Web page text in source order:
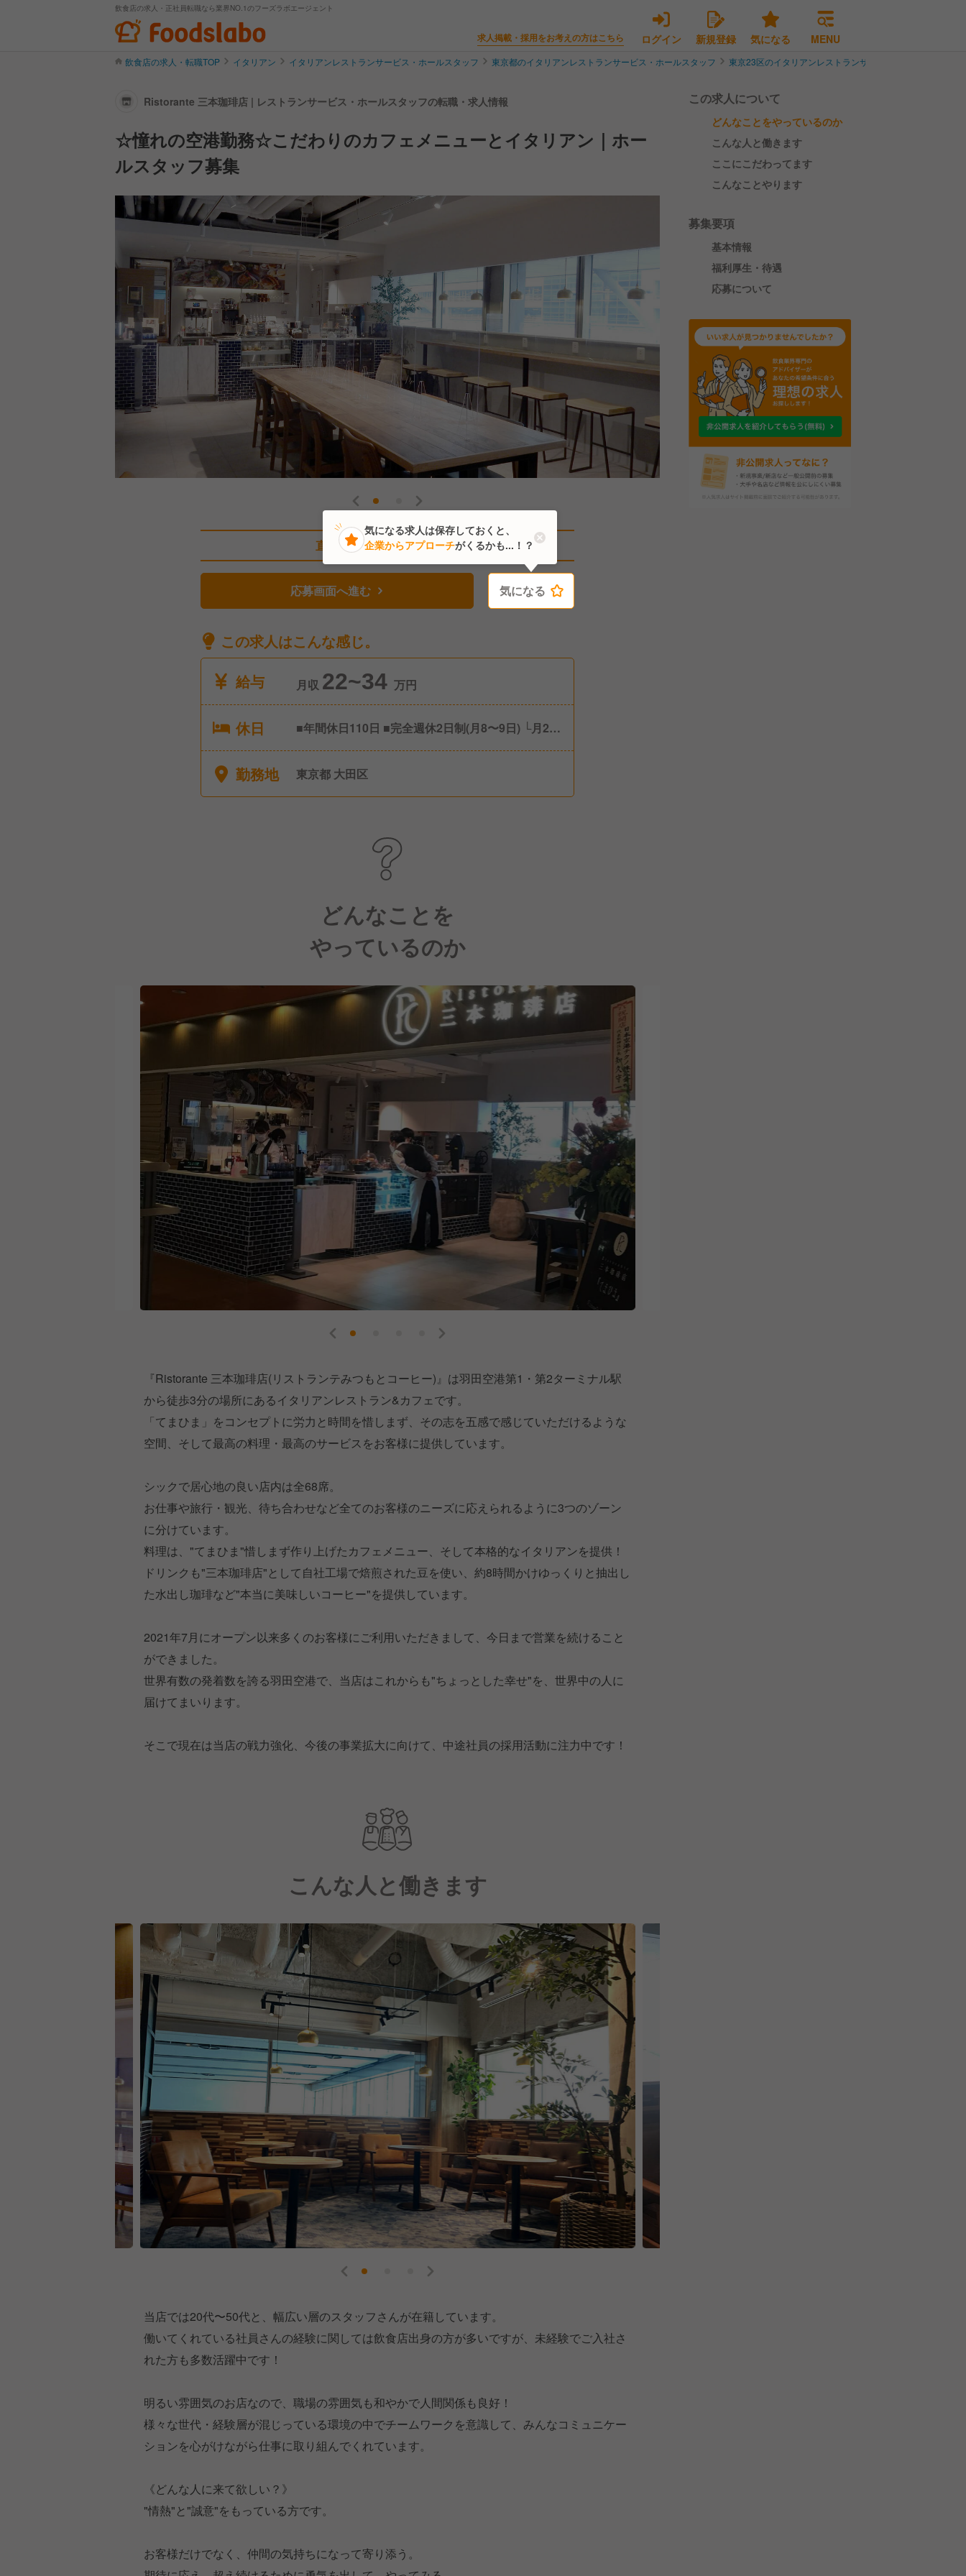
飲食店の求人・正社員転職なら業界NO.1のフーズラボエージェント
求人掲載・採用をお考えの方はこちら ログイン 新規登録 気になる MENU
飲食店の求人・転職TOP イタリアン イタリアンレストランサービス・ホールスタッフ 東京都のイタリアンレストランサービス・ホールスタッフ 東京23区のイタリアンレストランサービス・ホールスタッフ
Ristorante 三本珈琲店 | レストランサービス・ホールスタッフの転職・求人情報
☆憧れの空港勤務☆こだわりのカフェメニューとイタリアン｜ホー
ルスタッフ募集
直近2人がこの求人を検討中
応募画面へ進む 気になる
この求人はこんな感じ。
給与
月収 22~34 万円
休日
■年間休日110日 ■完全週休2日制(月8〜9日) └月2回
弔休暇 ■介護休暇
勤務地 東京都 大田区
どんなことを
やっているのか
『Ristorante 三本珈琲店(リストランテみつもとコーヒー)』は羽田空港第1・第2ターミナル駅
から徒歩3分の場所にあるイタリアンレストラン&カフェです。
「てまひま」をコンセプトに労力と時間を惜しまず、その志を五感で感じていただけるような
空間、そして最高の料理・最高のサービスをお客様に提供しています。
シックで居心地の良い店内は全68席。
お仕事や旅行・観光、待ち合わせなど全てのお客様のニーズに応えられるように3つのゾーン
に分けています。
料理は、"てまひま"惜しまず作り上げたカフェメニュー、そして本格的なイタリアンを提供！
ドリンクも"三本珈琲店"として自社工場で焙煎された豆を使い、約8時間かけゆっくりと抽出し
た水出し珈琲など"本当に美味しいコーヒー"を提供しています。
2021年7月にオープン以来多くのお客様にご利用いただきまして、今日まで営業を続けること
ができました。
世界有数の発着数を誇る羽田空港で、当店はこれからも"ちょっとした幸せ"を、世界中の人に
届けてまいります。
そこで現在は当店の戦力強化、今後の事業拡大に向けて、中途社員の採用活動に注力中です！
こんな人と働きます
当店では20代〜50代と、幅広い層のスタッフさんが在籍しています。
働いてくれている社員さんの経験に関しては飲食店出身の方が多いですが、未経験でご入社さ
れた方も多数活躍中です！
明るい雰囲気のお店なので、職場の雰囲気も和やかで人間関係も良好！
様々な世代・経験層が混じっている環境の中でチームワークを意識して、みんなコミュニケー
ションを心がけながら仕事に取り組んでくれています。
《どんな人に来て欲しい？》
"情熱"と"誠意"をもっている方です。
お客様だけでなく、仲間の気持ちになって寄り添う。
この求人について
どんなことをやっているのか
こんな人と働きます
ここにこだわってます
こんなことやります
募集要項
基本情報
福利厚生・待遇
応募について
気になる
気になる求人は保存しておくと、
企業からアプローチがくるかも...！？